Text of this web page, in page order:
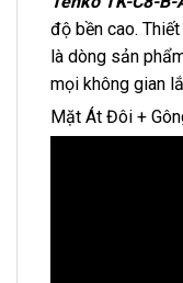
độ bền cao.
là dòng sản
mọi không gian
Mặt Át Đôi +